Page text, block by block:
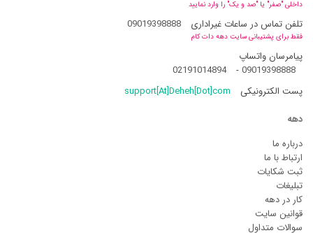
داخلی "صفر" یا "صد و یک" را وارد نمایید
تلفن تماس در ساعات غیراداری 09019398888
فقط برای پشتیبانی سایت دهه دات کام
پیامرسان واتساپ
09019398888
-
02191014894
پست الکترونیکی
support[At]Deheh[Dot]com
دهه
درباره ما
ارتباط با ما
ثبت شکایات
تبلیغات
کار در دهه
قوانین سایت
سوالات متداول